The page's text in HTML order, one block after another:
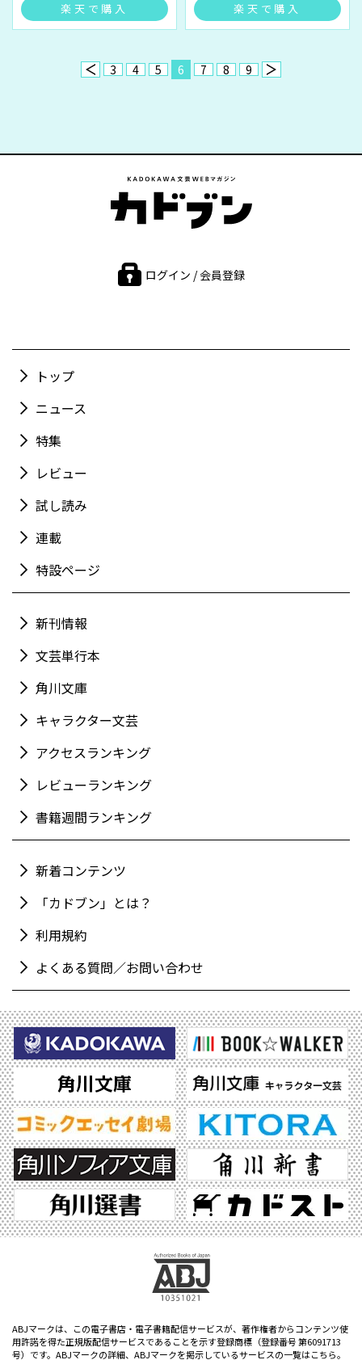
楽天で購入 楽天で購入
3 4 5 6 7 8 9
ログイン / 会員登録
トップ
ニュース
特集
レビュー
試し読み
連載
特設ページ
新刊情報
文芸単行本
角川文庫
キャラクター文芸
アクセスランキング
レビューランキング
書籍週間ランキング
新着コンテンツ
「カドブン」とは？
利用規約
よくある質問／お問い合わせ
ABJマークは、この電子書店・電子書籍配信サービスが、著作権者からコンテンツ使
用許諾を得た正規版配信サービスであることを示す登録商標（登録番号 第6091713
号）です。ABJマークの詳細、ABJマークを掲示しているサービスの一覧はこちら。